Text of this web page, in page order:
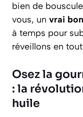
bien de
vous, un vrai
à temps pour
réveillons en
Osez la
: la
huile